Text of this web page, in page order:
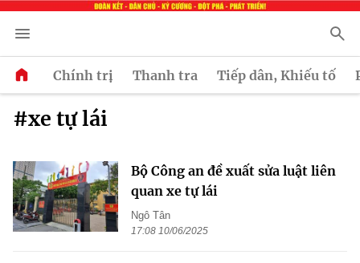
Chính trị Thanh tra Tiếp dân, Khiếu tố
#xe tự lái
Bộ Công an đề xuất sửa luật liên
quan xe tự lái
Ngô Tân
17:08 10/06/2025